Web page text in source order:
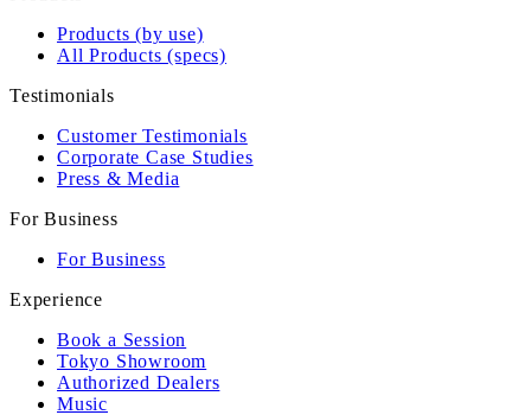
Products (by use)
All Products (specs)
Testimonials
Customer Testimonials
Corporate Case Studies
Press & Media
For Business
For Business
Experience
Book a Session
Tokyo Showroom
Authorized Dealers
Music